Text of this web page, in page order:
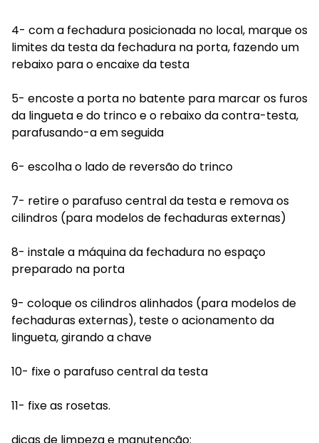
4- com a fechadura posicionada no local, marque os
limites da testa da fechadura na porta, fazendo um
rebaixo para o encaixe da testa
5- encoste a porta no batente para marcar os furos
da lingueta e do trinco e o rebaixo da contra-testa,
parafusando-a em seguida
6- escolha o lado de reversão do trinco
7- retire o parafuso central da testa e remova os
cilindros (para modelos de fechaduras externas)
8- instale a máquina da fechadura no espaço
preparado na porta
9- coloque os cilindros alinhados (para modelos de
fechaduras externas), teste o acionamento da
lingueta, girando a chave
10- fixe o parafuso central da testa
11- fixe as rosetas.